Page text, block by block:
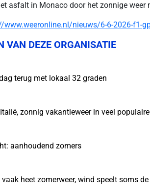
asfalt in Monaco door het zonnige
www.weeronline.nl/nieuws/6-6-2026-f1-
VAN DEZE ORGANISATIE
terug met lokaal 32 graden
zonnig vakantieweer in veel
aanhoudend zomers
heet zomerweer, wind speelt soms